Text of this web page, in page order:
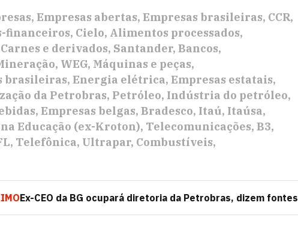
Empresas abertas Empresas brasileiras CCR
financeiros Cielo Alimentos processados
Carnes e derivados Santander Bancos
WEG Máquinas e peças
brasileiras Energia elétrica Empresas estatais
da Petrobras Petróleo Indústria do petróleo
Empresas belgas Bradesco Itaú Itaúsa
Educação (ex-Kroton) Telecomunicações B3
Telefônica Ultrapar Combustíveis
Ex-CEO da BG ocupará diretoria da Petrobras, dizem fontes